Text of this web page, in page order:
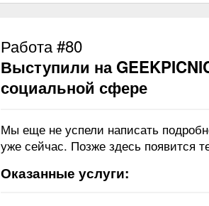
Работа #80
Выступили на
социальной сфере
Мы еще не успели написать
уже сейчас. Позже здесь появится
Оказанные услуги: